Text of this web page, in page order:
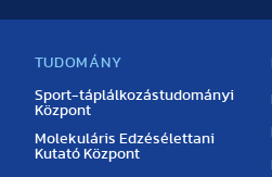
TUDOMÁNY
Sport-táplálkozástudományi
Központ
Molekuláris Edzésélettani
Kutató Központ